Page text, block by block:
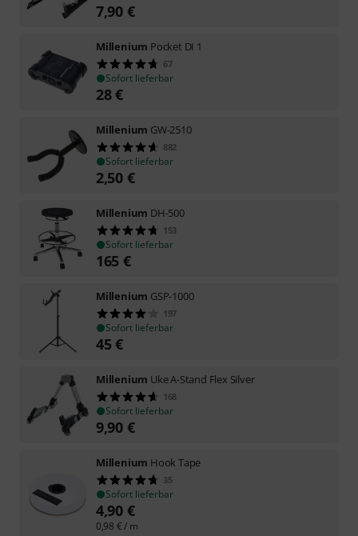
7,90 €
Millenium Pocket DI 1
67
Sofort lieferbar
28€
Millenium GW-2510
882
Sofort lieferbar
2,50 €
Millenium DH-500
153
Sofort lieferbar
165 €
Millenium GSP-1000
197
Sofort lieferbar
45€
Millenium Uke A-Stand Flex Silver
168
Sofort lieferbar
9,90 €
Millenium Hook Tape
35
Sofort lieferbar
4,90 €
0,98 €/ m